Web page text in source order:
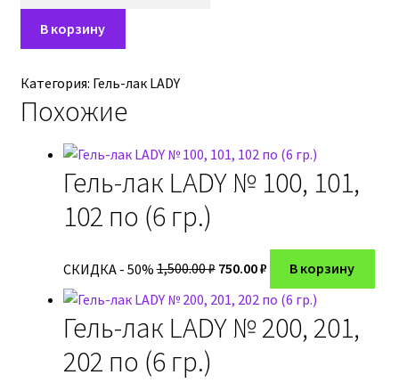
Гель-
лак
№
102,
В корзину
Категория: Гель-лак LADY
Похожие
Гель-лак LADY № 100, 101,
102 по (6 гр.)
СКИДКА - 50%1,500.00₽
составляла
1,500.00 ₽.
750.00₽
750.00 ₽.
В корзину
Гель-лак LADY № 200, 201,
202 по (6 гр.)